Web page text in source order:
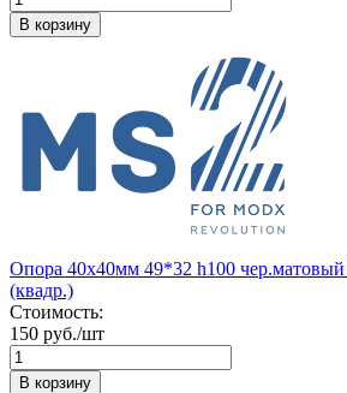
В корзину
Опора 40х40мм 49*32 h100 чер.матовый
(квадр.)
Стоимость:
150 руб./шт
В корзину